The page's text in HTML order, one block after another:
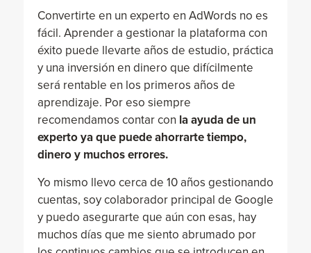
Convertirte en un experto en AdWords no es
fácil. Aprender a gestionar la plataforma con
éxito puede llevarte años de estudio, práctica
y una inversión en dinero que difícilmente
será rentable en los primeros años de
aprendizaje. Por eso siempre
recomendamos contar con la ayuda de un
experto ya que puede ahorrarte tiempo,
dinero y muchos errores.
Yo mismo llevo cerca de 10 años gestionando
cuentas, soy colaborador principal de Google
y puedo asegurarte que aún con esas, hay
muchos días que me siento abrumado por